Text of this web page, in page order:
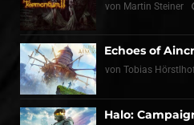
von Martin Steiner
Echoes of
von Tobias
Halo: